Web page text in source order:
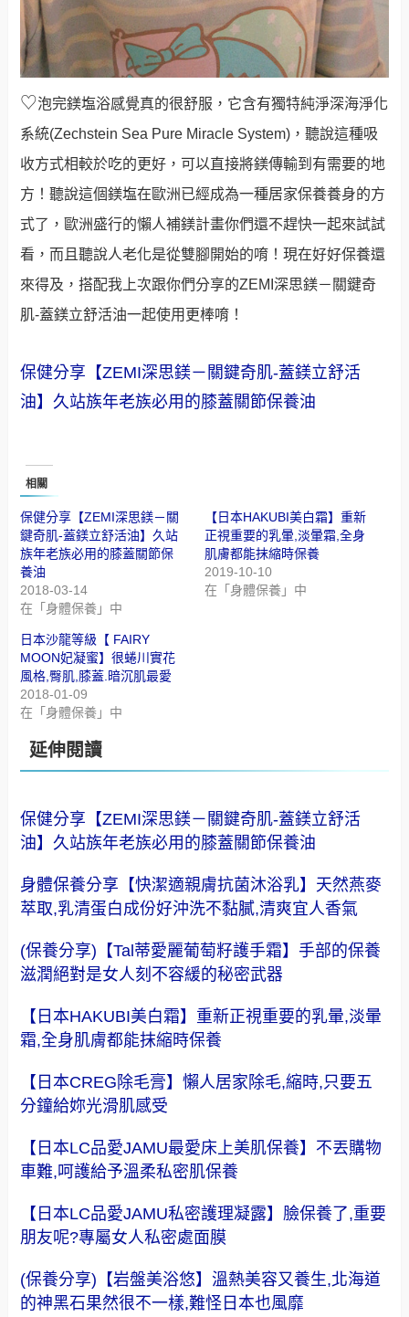
♡泡完鎂塩浴感覺真的很舒服，它含有獨特純淨深海淨化
系統(Zechstein Sea Pure Miracle System)，聽說這種吸
收方式相較於吃的更好，可以直接將鎂傳輸到有需要的地
方！聽說這個鎂塩在歐洲已經成為一種居家保養養身的方
式了，歐洲盛行的懶人補鎂計畫你們還不趕快一起來試試
看，而且聽說人老化是從雙腳開始的唷！現在好好保養還
來得及，搭配我上次跟你們分享的ZEMI深思鎂－關鍵奇
肌-蓋鎂立舒活油一起使用更棒唷！
保健分享【ZEMI深思鎂－關鍵奇肌-蓋鎂立舒活
油】久站族年老族必用的膝蓋關節保養油
相關
保健分享【ZEMI深思鎂－關
鍵奇肌-蓋鎂立舒活油】久站
族年老族必用的膝蓋關節保
養油
2018-03-14
在「身體保養」中
【日本HAKUBI美白霜】重新
正視重要的乳暈,淡暈霜,全身
肌膚都能抹縮時保養
2019-10-10
在「身體保養」中
日本沙龍等級【 FAIRY
MOON妃凝蜜】很蜷川實花
風格,臀肌,膝蓋.暗沉肌最愛
2018-01-09
在「身體保養」中
延伸閱讀
保健分享【ZEMI深思鎂－關鍵奇肌-蓋鎂立舒活
油】久站族年老族必用的膝蓋關節保養油
身體保養分享【快潔適親膚抗菌沐浴乳】天然燕麥
萃取,乳清蛋白成份好沖洗不黏膩,清爽宜人香氣
(保養分享)【Tal蒂愛麗葡萄籽護手霜】手部的保養
滋潤絕對是女人刻不容緩的秘密武器
【日本HAKUBI美白霜】重新正視重要的乳暈,淡暈
霜,全身肌膚都能抹縮時保養
【日本CREG除毛膏】懶人居家除毛,縮時,只要五
分鐘給妳光滑肌感受
【日本LC品愛JAMU最愛床上美肌保養】不丟購物
車難,呵護給予溫柔私密肌保養
【日本LC品愛JAMU私密護理凝露】臉保養了,重要
朋友呢?專屬女人私密處面膜
(保養分享)【岩盤美浴悠】溫熱美容又養生,北海道
的神黑石果然很不一樣,難怪日本也風靡